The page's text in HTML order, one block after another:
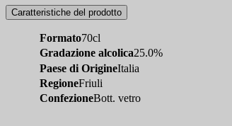
Caratteristiche del prodotto
Formato70cl
Gradazione alcolica25.0%
Paese di OrigineItalia
RegioneFriuli
ConfezioneBott. vetro